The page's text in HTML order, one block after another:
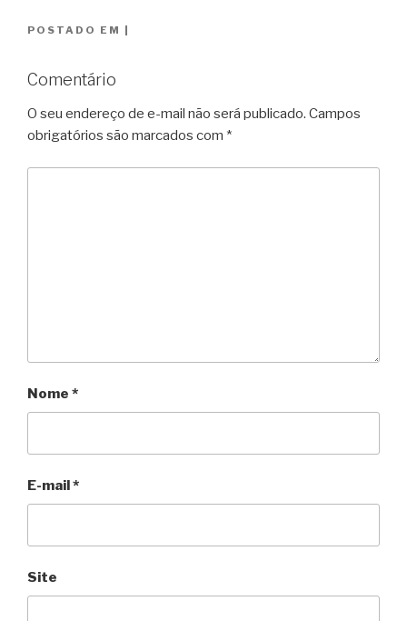
POSTADO EM
Comentário
O seu endereço de e-mail não será publicado. Campos
obrigatórios são marcados com *
Nome *
E-mail*
Site